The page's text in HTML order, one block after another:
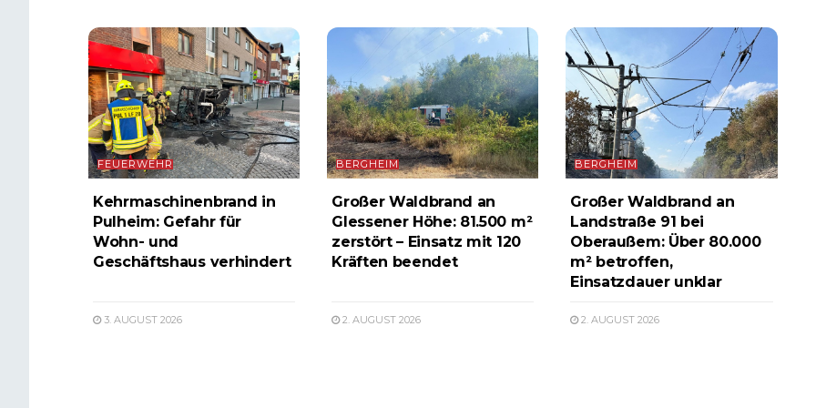
FEUERWEHR
Kehrmaschinenbrand in
Pulheim: Gefahr für
Wohn- und
Geschäftshaus verhindert
3. AUGUST 2026
BERGHEIM
Großer Waldbrand an
Glessener Höhe: 81.500 m²
zerstört – Einsatz mit 120
Kräften beendet
2. AUGUST 2026
BERGHEIM
Großer Waldbrand an
Landstraße 91 bei
Oberaußem: Über 80.000
m² betroffen,
Einsatzdauer unklar
2. AUGUST 2026